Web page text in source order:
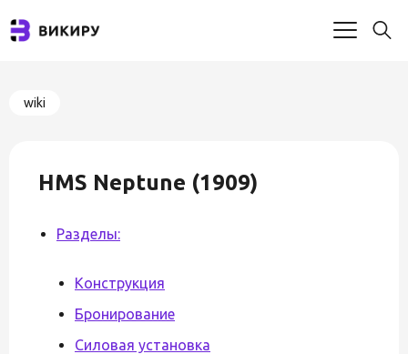
wiki
HMS Neptune (1909)
Разделы:
Конструкция
Бронирование
Силовая установка